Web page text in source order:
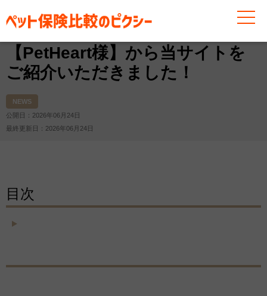
お役立ち情報 その他 お知らせ 【
【PetHeart様】から当サイトを
ご紹介いただきました！
NEWS
公開日：2026年06月24日
最終更新日：2026年06月24日
目次